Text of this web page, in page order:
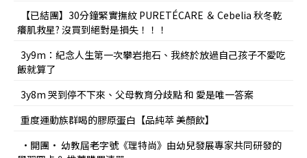
【已結團】30分鐘緊實撫紋 PURETÉCARE ＆ Cebelia 秋冬乾
癢肌救星? 沒買到絕對是損失！！！
3y9m：紀念人生第一次攀岩抱石、我終於放過自己孩子不愛吃
飯就算了
3y8m 哭到停不下來、父母教育分歧點 和 愛是唯一答案
重度運動族群喝的膠原蛋白【品純萃 美顏飲】
•開團• 幼教屆老字號《理特尚》由幼兒發展專家共同研發的